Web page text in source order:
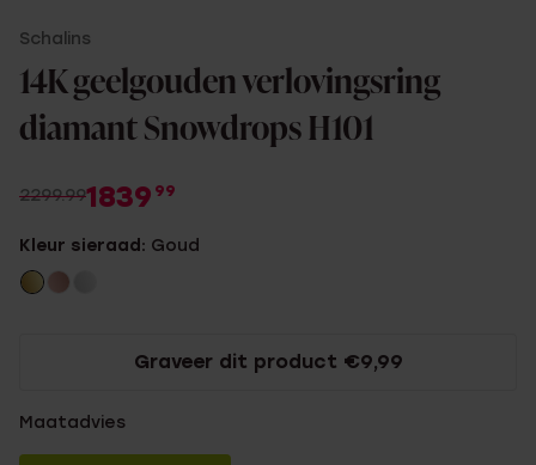
Schalins
14K geelgouden verlovingsring
diamant Snowdrops H101
2299.991839 99
Kleur sieraad: Goud
Graveer dit product €9,99
Maatadvies